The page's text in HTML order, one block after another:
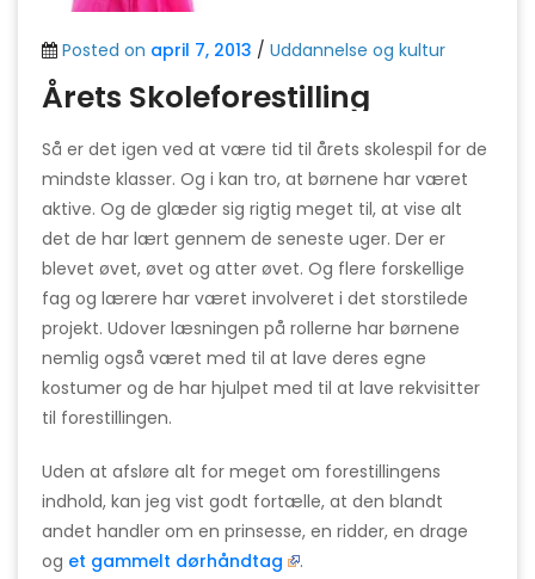
Posted on april 7, 2013 / Uddannelse og kultur
Årets Skoleforestilling
Så er det igen ved at være tid til årets skolespil for de
mindste klasser. Og i kan tro, at børnene har været
aktive. Og de glæder sig rigtig meget til, at vise alt
det de har lært gennem de seneste uger. Der er
blevet øvet, øvet og atter øvet. Og flere forskellige
fag og lærere har været involveret i det storstilede
projekt. Udover læsningen på rollerne har børnene
nemlig også været med til at lave deres egne
kostumer og de har hjulpet med til at lave rekvisitter
til forestillingen.
Uden at afsløre alt for meget om forestillingens
indhold, kan jeg vist godt fortælle, at den blandt
andet handler om en prinsesse, en ridder, en drage
og et gammelt dørhåndtag .